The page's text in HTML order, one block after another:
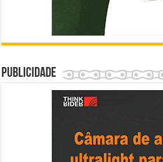
Publicidade